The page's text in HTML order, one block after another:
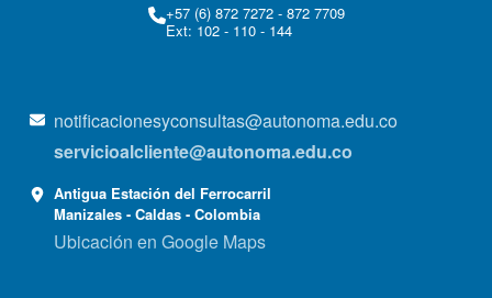
+57 (6) 872 7272 - 872 7709
Ext: 102 - 110 - 144
notificacionesyconsultas@autonoma.edu.co
servicioalcliente@autonoma.edu.co
Antigua Estación del Ferrocarril
Manizales - Caldas - Colombia
Ubicación en Google Maps